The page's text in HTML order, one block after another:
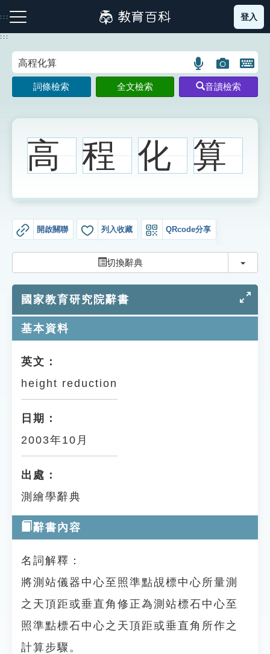
到
主
:::
注音索引圖示 筆畫索引圖示 部首索引表圖示
生字詞彙表
知識索引
單字索引
遊戲專區
教學應用
貓頭鷹博士
登入
:::
語
言
搜
示
圖
片
搜
示
開
鍵
圖
詞條檢索 全文檢索 音讀檢索
高 程 化 算
開啟關聯 列入收藏 QRcode分享
切換辭典 切換
國家教育研究院辭書
基本資料
英文：
height reduction
日期：
2003年10月
出處：
測繪學辭典
辭書內容
名詞解釋：
將測站儀器中心至照準點覘標中心所量測
之天頂距或垂直角修正為測站標石中心至
照準點標石中心之天頂距或垂直角所作之
計算步驟。